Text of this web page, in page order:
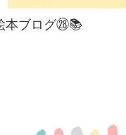
ブログ㉘📚